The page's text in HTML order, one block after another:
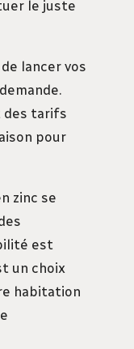
le juste
lancer vos
des tarifs
pour
zinc se
est
un choix
habitation